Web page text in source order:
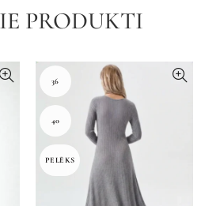
PRODUKTI
36
40
PELĒKS